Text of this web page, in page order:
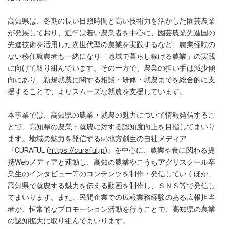
高知県は、冬期の長い日照時間と高い技術力を活かした園芸農業
が発展しており、近年は若い農業者を中心に、園芸農業先進国の
先進技術を活用した次世代型の農業を実践するなど、農業経験の
ない移住就農者も一緒になり「地域で暮らし稼げる農業」の実践
に向けて取り組んでいます。その一方で、農業の担い手は減少傾
向にあり、新規就農に関する相談・研修・就農までを総合的に支
援することで、よりスムーズな就農を支援しています。
本事業では、高知県の農業・就農の魅力について情報発信するこ
とで、高知県の農業・就農に対する認知度向上を目指してまいり
ます。地域の魅力を発信する㈱地方創生の自社メディア
『CURAFUL (https://curaful.jp)』を中心に、農業や食に関わる提
携Webメディアと連動し、高知の農業やこうちアグリスクール卒
業生のインタビュー等のコンテンツを制作・発信していくほか、
高知県で就農する魅力を伝える動画を制作し、ＳＮＳ等で発信し
てまいります。また、民間企業での広報業務経験のある広報担当
者が、恒常的なプロモーション活動を行うことで、高知県の農業
の認知拡大に取り組んでまいります。